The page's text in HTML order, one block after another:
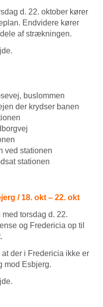
d. 22. oktober kører
Endvidere kører
af strækningen.
buslommen
der krydser banen
ved stationen
stationen
/ 18. okt – 22. okt
torsdag d. 22.
og Fredericia op til
der i Fredericia ikke er
mod Esbjerg.